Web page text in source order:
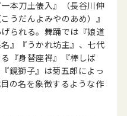
本刀土俵入』（長谷川伸
うだんよみやのあめ）』
られる。舞踊では『娘道
』『うかれ坊主』、七代
『身替座禅』『棒しば
鏡獅子』は菊五郎によっ
の名を象徴するような作